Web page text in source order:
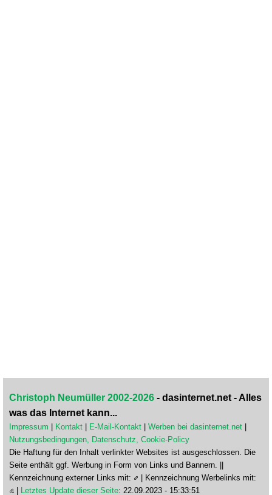
Christoph Neumüller 2002-2026 - dasinternet.net - Alles
was das Internet kann...
Impressum Kontakt E-Mail-Kontakt Werben bei dasinternet.net
Nutzungsbedingungen, Datenschutz, Cookie-Policy
Die Haftung für den Inhalt verlinkter Websites ist ausgeschlossen. Die
Seite enthält ggf. Werbung in Form von Links und Bannern. ||
Kennzeichnung externer Links mit:
| Kennzeichnung Werbelinks mit:
Letztes Update dieser Seite: 22.09.2023 - 15:33:51